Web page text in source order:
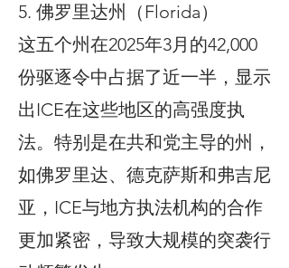
5. 佛罗里达州（Florida）
这五个州在2025年3月的42,000
份驱逐令中占据了近一半，显示
出ICE在这些地区的高强度执
法。特别是在共和党主导的州，
如佛罗里达、德克萨斯和弗吉尼
亚，ICE与地方执法机构的合作
更加紧密，导致大规模的突袭行